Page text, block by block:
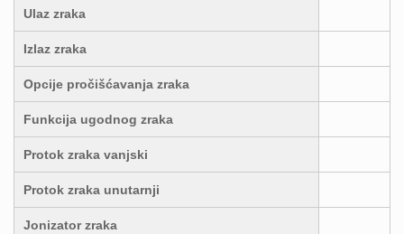
Ulaz zraka
Izlaz zraka
Opcije pročišćavanja zraka
Funkcija ugodnog zraka
Protok zraka vanjski
Protok zraka unutarnji
Jonizator zraka